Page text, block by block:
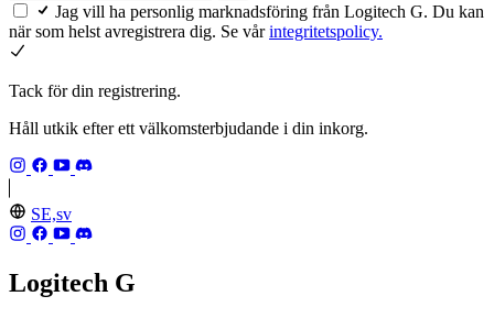
Jag vill ha personlig marknadsföring från Logitech G. Du kan
när som helst avregistrera dig. Se vårintegritetspolicy.
Tack för din registrering.
Håll utkik efter ett välkomsterbjudande i din inkorg.
SE,sv
Logitech G